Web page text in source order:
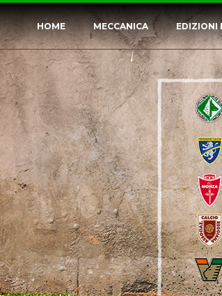
HOME MECCANICA EDIZIONI